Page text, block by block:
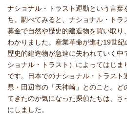
ナショナル・トラスト運動という言葉
ち。調べてみると、ナショナル・トラ
募金で自然や歴史的建造物を買い取り
わかりました。産業革命が進む19世
歴史的建造物が急速に失われていく中
ショナル・トラスト）によってはじま
です。日本でのナショナル・トラスト
県・田辺市の「天神崎」とのこと。ど
てきたのか気になった探偵たちは、さ
にしました。